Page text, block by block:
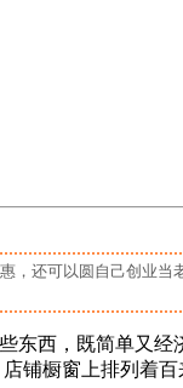
还可以圆自己创业当
西，既简单又经
铺橱窗上排列着